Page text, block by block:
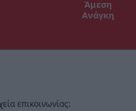
Άμεση
Ανάγκη
επικοινωνίας: